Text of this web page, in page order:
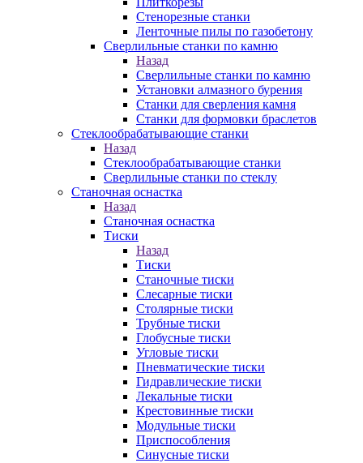
Стенорезные станки
Ленточные пилы по газобетону
Сверлильные станки по камню
Назад
Сверлильные станки по камню
Установки алмазного бурения
Станки для сверления камня
Станки для формовки браслетов
Стеклообрабатывающие станки
Назад
Стеклообрабатывающие станки
Сверлильные станки по стеклу
Станочная оснастка
Назад
Станочная оснастка
Тиски
Назад
Тиски
Станочные тиски
Слесарные тиски
Столярные тиски
Трубные тиски
Глобусные тиски
Угловые тиски
Пневматические тиски
Гидравлические тиски
Лекальные тиски
Крестовинные тиски
Модульные тиски
Приспособления
Синусные тиски